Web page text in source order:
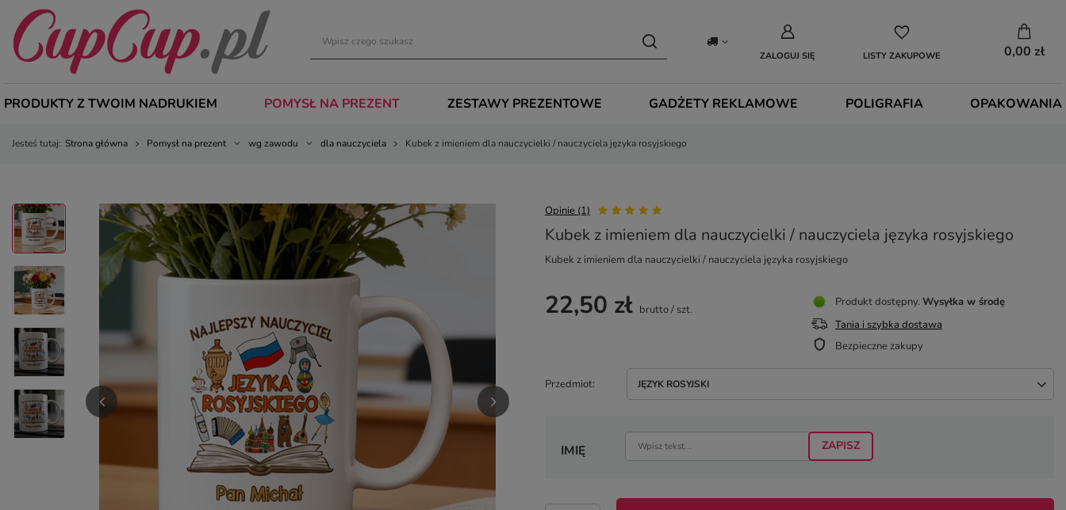
ZALOGUJ SIĘ LISTY ZAKUPOWE 0,00 zł
PRODUKTY Z TWOIM NADRUKIEM POMYSŁ NA PREZENT ZESTAWY PREZENTOWE GADŻETY REKLAMOWE POLIGRAFIA OPAKOWANIA
Jesteś tutaj: Strona główna Pomysł na prezent wg zawodu dla nauczyciela Kubek z imieniem dla nauczycielki / nauczyciela języka rosyjskiego
Opinie (1)
Kubek z imieniem dla nauczycielki / nauczyciela języka rosyjskiego
Kubek z imieniem dla nauczycielki / nauczyciela języka rosyjskiego
Przedmiot JĘZYK ROSYJSKI
22,50 zł brutto/ szt.
IMIĘ ZAPISZ
Produkt dostępny Wysyłka w środę
Tania i szybka dostawa
Bezpieczne zakupy